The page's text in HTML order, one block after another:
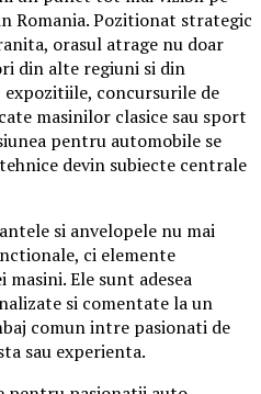
Romania. Pozitionat strategic
orasul atrage nu doar
din alte regiuni si din
concursurile de
masinilor clasice sau sport
pentru automobile se
devin subiecte centrale
si anvelopele nu mai
ci elemente
Ele sunt adesea
si comentate la un
comun intre pasionati de
sau experienta.